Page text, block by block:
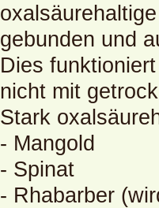
gebunden und
Dies
nicht mit
Stark
- Mangold
- Spinat
- Rhabarber